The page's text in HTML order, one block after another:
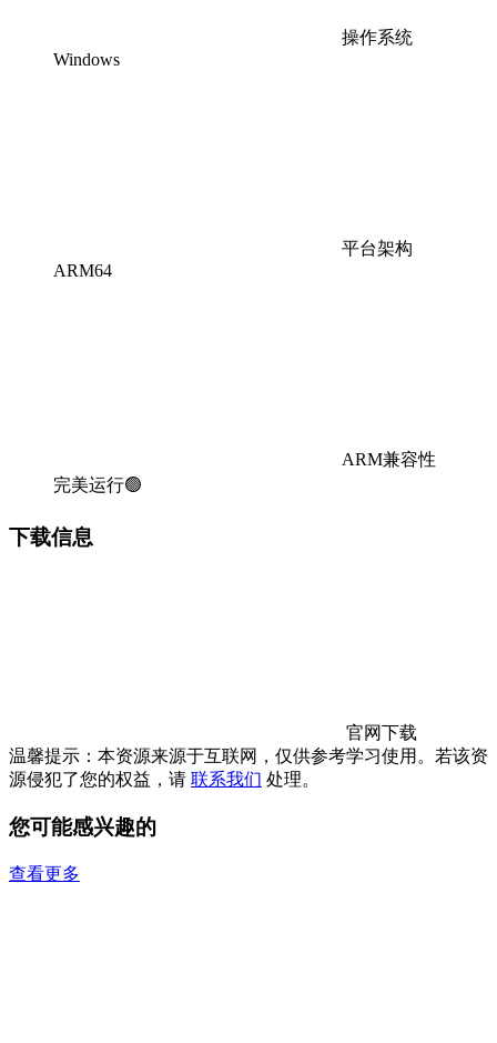
操作系统
Windows
平台架构
ARM64
ARM兼容性
完美运行🟢
下载信息
官网下载
温馨提示：本资源来源于互联网，仅供参考学习使用。若该资
源侵犯了您的权益，请 联系我们 处理。
您可能感兴趣的
查看更多